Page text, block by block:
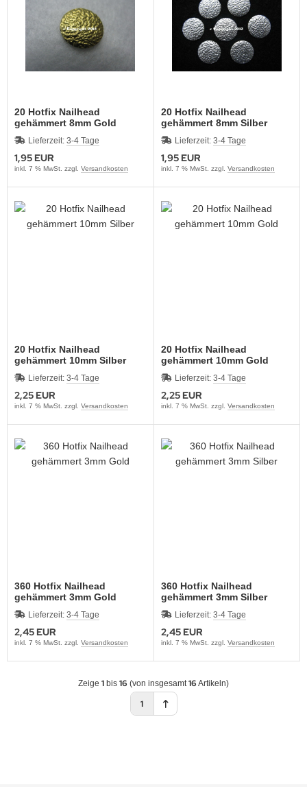
20 Hotfix Nailhead
gehämmert 8mm Gold
Lieferzeit: 3-4 Tage
1,95 EUR
inkl. 7 % MwSt. zzgl. Versandkosten
20 Hotfix Nailhead
gehämmert 8mm Silber
Lieferzeit: 3-4 Tage
1,95 EUR
inkl. 7 % MwSt. zzgl. Versandkosten
20 Hotfix Nailhead
gehämmert 10mm Silber
Lieferzeit: 3-4 Tage
2,25 EUR
inkl. 7 % MwSt. zzgl. Versandkosten
20 Hotfix Nailhead
gehämmert 10mm Gold
Lieferzeit: 3-4 Tage
2,25 EUR
inkl. 7 % MwSt. zzgl. Versandkosten
360 Hotfix Nailhead
gehämmert 3mm Gold
Lieferzeit: 3-4 Tage
2,45 EUR
inkl. 7 % MwSt. zzgl. Versandkosten
360 Hotfix Nailhead
gehämmert 3mm Silber
Lieferzeit: 3-4 Tage
2,45 EUR
inkl. 7 % MwSt. zzgl. Versandkosten
Zeige 1 bis 16 (von insgesamt16 Artikeln)
1